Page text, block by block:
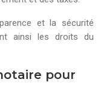
et la sécurité
ainsi les droits du
pour